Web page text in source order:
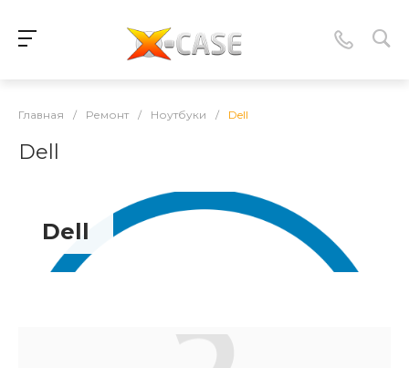
Главная / Ремонт / Ноутбуки / Dell
Dell
Dell